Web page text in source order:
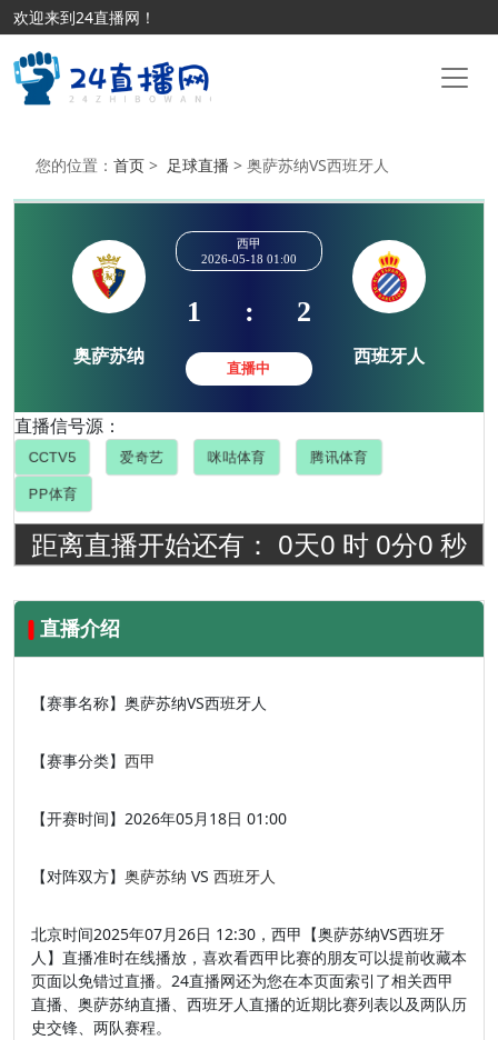
欢迎来到24直播网！
您的位置： 首页 > 足球直播 > 奥萨苏纳VS西班牙人
奥萨苏纳
2026-05-18 01:00
1 :
直播中
直播信号源：
CCTV5 爱奇艺 咪咕体育 腾讯体育
PP体育
距离直播开始还有： 0天0 时 0分0 秒
直播介绍
【赛事名称】 奥萨苏纳VS西班牙人
【赛事分类】 西甲
【开赛时间】 2026年05月18日 01:00
【对阵双方】 奥萨苏纳 VS 西班牙人
北京时间2025年07月26日 12:30，西甲【奥萨苏纳VS西班牙
人】直播准时在线播放，喜欢看西甲比赛的朋友可以提前收藏本
页面以免错过直播。24直播网还为您在本页面索引了相关西甲
直播、奥萨苏纳直播、西班牙人直播的近期比赛列表以及两队历
史交锋、两队赛程。